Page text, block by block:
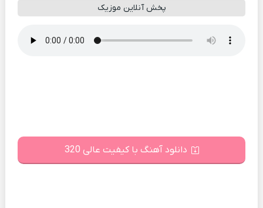
پخش آنلاین موزیک
دانلود آهنگ با کیفیت عالی 320